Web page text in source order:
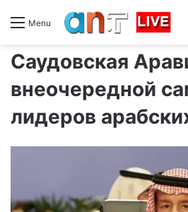
Menu
Саудовская
внеочередной
лидеров